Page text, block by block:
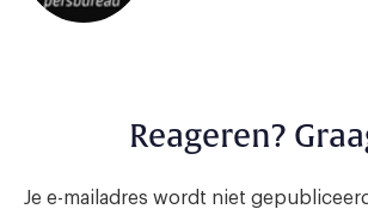
Reageren?
Je e-mailadres wordt niet